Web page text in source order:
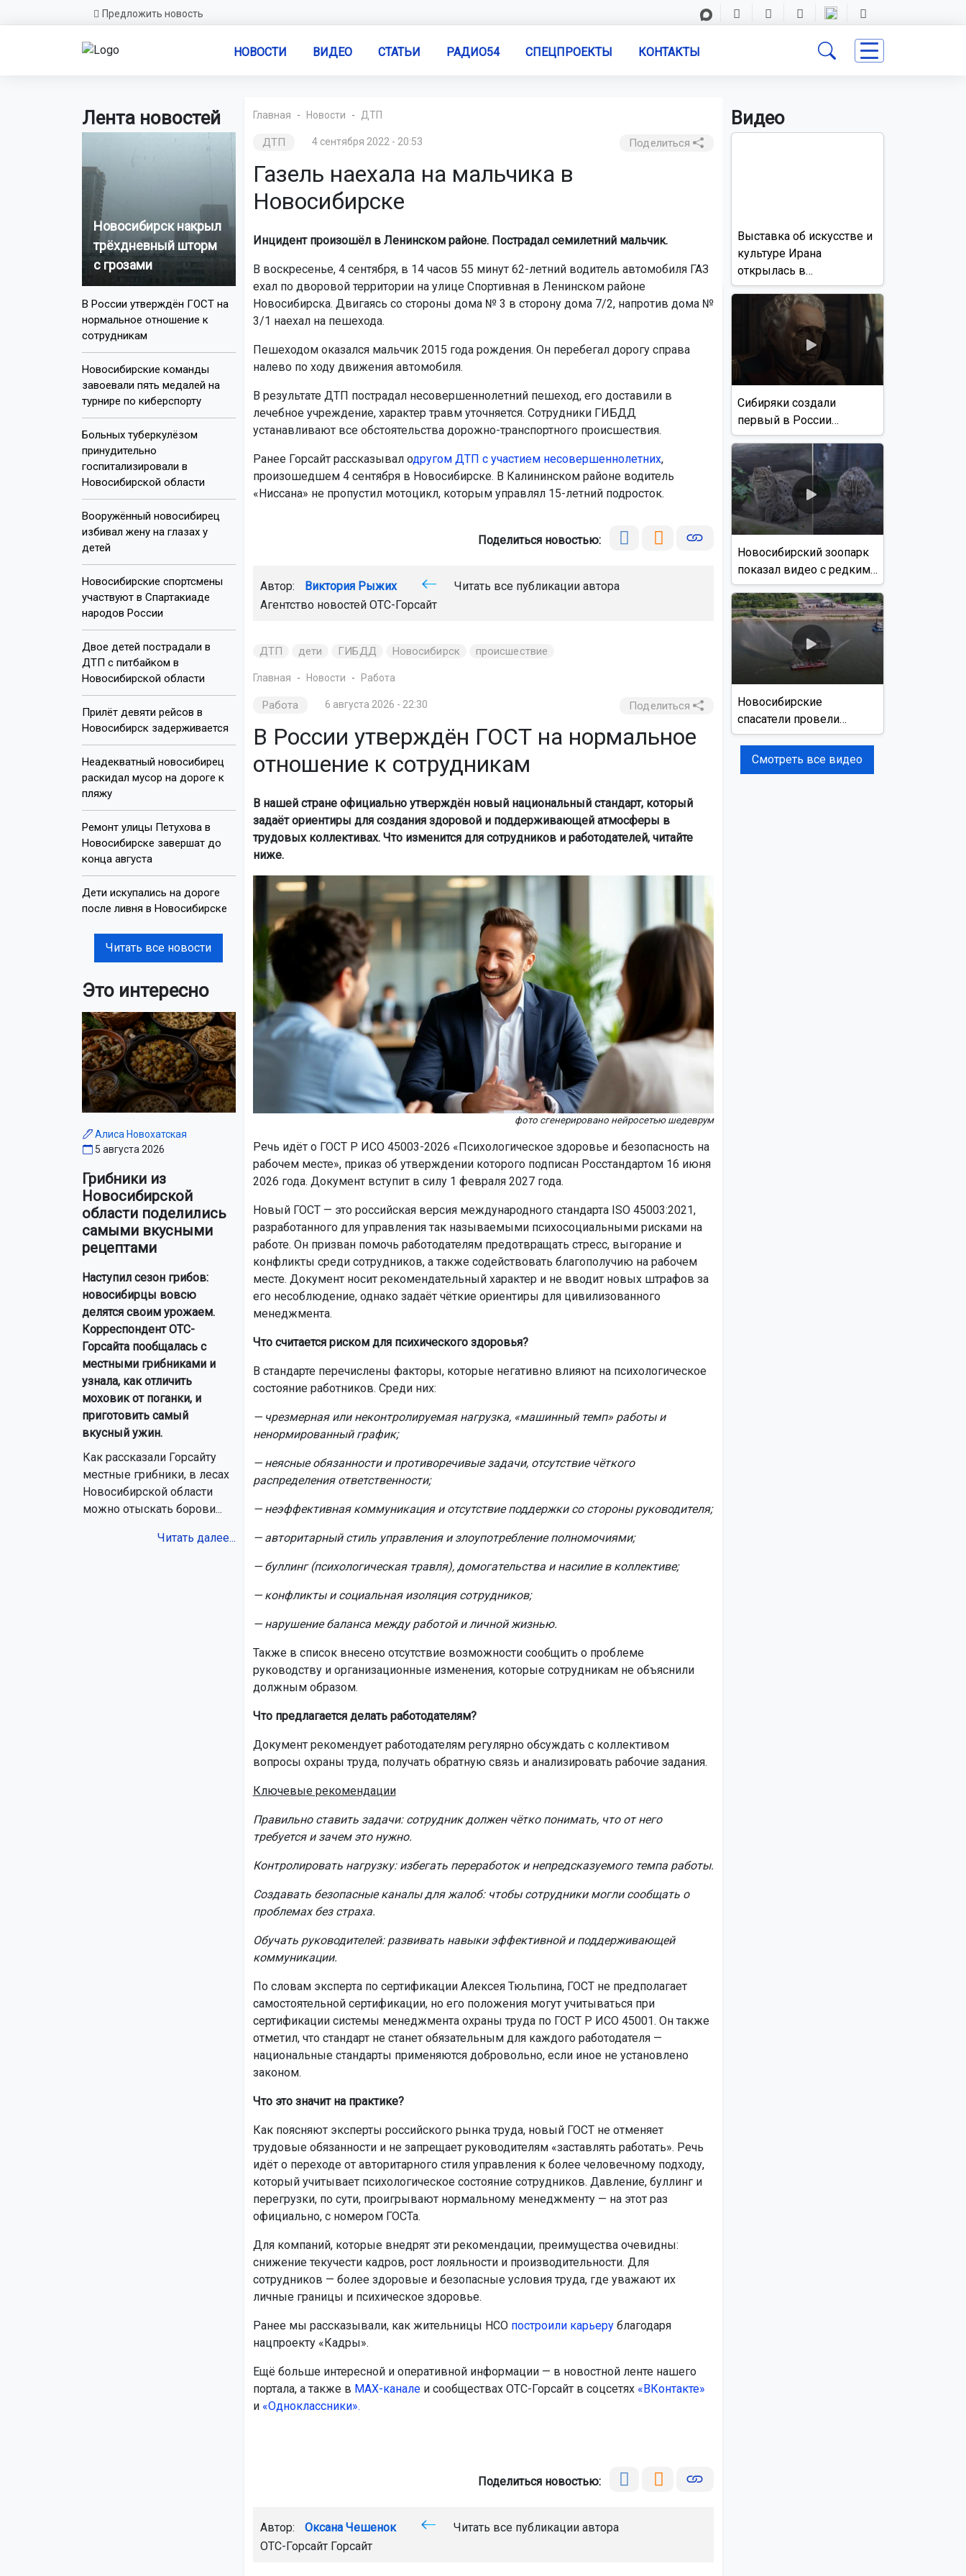
Предложить новость
НОВОСТИ ВИДЕО СТАТЬИ РАДИО54 СПЕЦПРОЕКТЫ КОНТАКТЫ
Лента новостей
Новосибирск накрыл
трёхдневный шторм
с грозами
В России утверждён ГОСТ на
нормальное отношение к
сотрудникам
Новосибирские команды
завоевали пять медалей на
турнире по киберспорту
Больных туберкулёзом
принудительно
госпитализировали в
Новосибирской области
Вооружённый новосибирец
избивал жену на глазах у
детей
Новосибирские спортсмены
участвуют в Спартакиаде
народов России
Двое детей пострадали в
ДТП с питбайком в
Новосибирской области
Прилёт девяти рейсов в
Новосибирск задерживается
Неадекватный новосибирец
раскидал мусор на дороге к
пляжу
Ремонт улицы Петухова в
Новосибирске завершат до
конца августа
Дети искупались на дороге
после ливня в Новосибирске
Читать все новости
Это интересно
Алиса Новохатская
5 августа 2026
Грибники из
Новосибирской
области поделились
самыми вкусными
рецептами
Наступил сезон грибов:
новосибирцы вовсю
делятся своим урожаем.
Корреспондент ОТС-
Горсайта пообщалась с
местными грибниками и
узнала, как отличить
моховик от поганки, и
приготовить самый
вкусный ужин.
Как рассказали Горсайту
местные грибники, в лесах
Новосибирской области
можно отыскать борови...
Читать далее...
Главная Новости ДТП
ДТП 4 сентября 2022 - 20:53 Поделиться
Газель наехала на мальчика в
Новосибирске
Инцидент произошёл в Ленинском районе. Пострадал семилетний мальчик.
В воскресенье, 4 сентября, в 14 часов 55 минут 62-летний водитель автомобиля ГАЗ
ехал по дворовой территории на улице Спортивная в Ленинском районе
Новосибирска. Двигаясь со стороны дома № 3 в сторону дома 7/2, напротив дома №
3/1 наехал на пешехода.
Пешеходом оказался мальчик 2015 года рождения. Он перебегал дорогу справа
налево по ходу движения автомобиля.
В результате ДТП пострадал несовершеннолетний пешеход, его доставили в
лечебное учреждение, характер травм уточняется. Сотрудники ГИБДД
устанавливают все обстоятельства дорожно-транспортного происшествия.
Ранее Горсайт рассказывал одругом ДТП с участием несовершеннолетних,
произошедшем 4 сентября в Новосибирске. В Калининском районе водитель
«Ниссана» не пропустил мотоцикл, которым управлял 15-летний подросток.
Поделиться новостью:
Автор: Виктория Рыжих
Читать все публикации автора
Агентство новостей ОТС-Горсайт
ДТП дети ГИБДД Новосибирск происшествие
Главная Новости Работа
Работа 6 августа 2026 - 22:30 Поделиться
В России утверждён ГОСТ на нормальное
отношение к сотрудникам
В нашей стране официально утверждён новый национальный стандарт, который
задаёт ориентиры для создания здоровой и поддерживающей атмосферы в
трудовых коллективах. Что изменится для сотрудников и работодателей, читайте
ниже.
фото сгенерировано нейросетью шедеврум
Речь идёт о ГОСТ Р ИСО 45003-2026 «Психологическое здоровье и безопасность на
рабочем месте», приказ об утверждении которого подписан Росстандартом 16 июня
2026 года. Документ вступит в силу 1 февраля 2027 года.
Новый ГОСТ — это российская версия международного стандарта ISO 45003:2021,
разработанного для управления так называемыми психосоциальными рисками на
работе. Он призван помочь работодателям предотвращать стресс, выгорание и
конфликты среди сотрудников, а также содействовать благополучию на рабочем
месте. Документ носит рекомендательный характер и не вводит новых штрафов за
его несоблюдение, однако задаёт чёткие ориентиры для цивилизованного
менеджмента.
Что считается риском для психического здоровья?
В стандарте перечислены факторы, которые негативно влияют на психологическое
состояние работников. Среди них:
— чрезмерная или неконтролируемая нагрузка, «машинный темп» работы и
ненормированный график;
— неясные обязанности и противоречивые задачи, отсутствие чёткого
распределения ответственности;
— неэффективная коммуникация и отсутствие поддержки со стороны руководителя;
— авторитарный стиль управления и злоупотребление полномочиями;
— буллинг (психологическая травля), домогательства и насилие в коллективе;
— конфликты и социальная изоляция сотрудников;
— нарушение баланса между работой и личной жизнью.
Также в список внесено отсутствие возможности сообщить о проблеме
руководству и организационные изменения, которые сотрудникам не объяснили
должным образом.
Что предлагается делать работодателям?
Документ рекомендует работодателям регулярно обсуждать с коллективом
вопросы охраны труда, получать обратную связь и анализировать рабочие задания.
Ключевые рекомендации
Правильно ставить задачи: сотрудник должен чётко понимать, что от него
требуется и зачем это нужно.
Контролировать нагрузку: избегать переработок и непредсказуемого темпа работы.
Создавать безопасные каналы для жалоб: чтобы сотрудники могли сообщать о
проблемах без страха.
Обучать руководителей: развивать навыки эффективной и поддерживающей
коммуникации.
По словам эксперта по сертификации Алексея Тюльпина, ГОСТ не предполагает
самостоятельной сертификации, но его положения могут учитываться при
сертификации системы менеджмента охраны труда по ГОСТ Р ИСО 45001. Он также
отметил, что стандарт не станет обязательным для каждого работодателя —
национальные стандарты применяются добровольно, если иное не установлено
законом.
Что это значит на практике?
Как поясняют эксперты российского рынка труда, новый ГОСТ не отменяет
трудовые обязанности и не запрещает руководителям «заставлять работать». Речь
идёт о переходе от авторитарного стиля управления к более человечному подходу,
который учитывает психологическое состояние сотрудников. Давление, буллинг и
перегрузки, по сути, проигрывают нормальному менеджменту — на этот раз
официально, с номером ГОСТа.
Для компаний, которые внедрят эти рекомендации, преимущества очевидны:
снижение текучести кадров, рост лояльности и производительности. Для
сотрудников — более здоровые и безопасные условия труда, где уважают их
личные границы и психическое здоровье.
Ранее мы рассказывали, как жительницы НСО построили карьерублагодаря
нацпроекту «Кадры».
Ещё больше интересной и оперативной информации — в новостной ленте нашего
портала, а также в МАХ-каналеи сообществах ОТС-Горсайт в соцсетях «ВКонтакте»
и «Одноклассники».
Поделиться новостью:
Автор: Оксана Чешенок
Читать все публикации автора
ОТС-Горсайт Горсайт
Видео
Выставка об искусстве и
культуре Ирана
открылась в
Новосибирске
Сибиряки создали
первый в России
документальный фильм
с использованием ИИ
Новосибирский зоопарк
показал видео с редким
виверровым котом
Новосибирские
спасатели провели
учения на реке Обь
Смотреть все видео